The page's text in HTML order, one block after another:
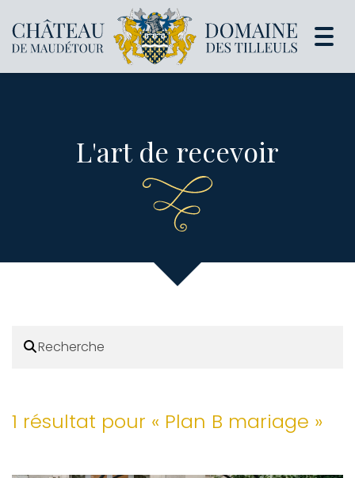
L'art de recevoir
1 résultat pour « Plan B mariage »